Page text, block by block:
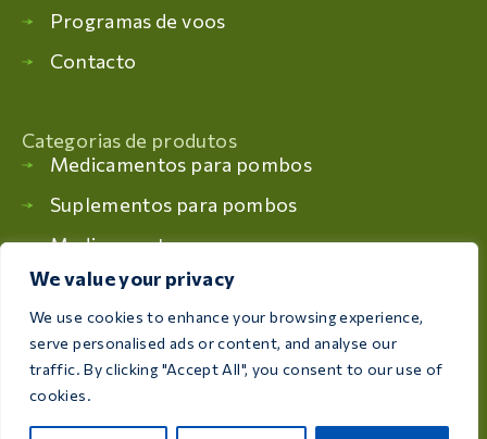
We value your privacy
We use cookies to enhance your browsing experience,
serve personalised ads or content, and analyse our
traffic. By clicking "Accept All", you consent to our use of
cookies.
Programas de voos
Contacto
Categorias de produtos
Medicamentos para pombos
Suplementos para pombos
Medicamentos para aves
Suplementos para aves
Consulte o nosso catálogo